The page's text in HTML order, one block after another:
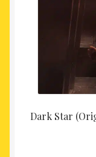
Dark Star